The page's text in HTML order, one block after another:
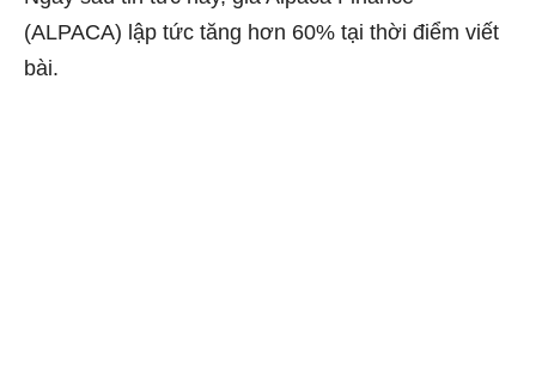
(ALPACA) lập tức tăng hơn 60% tại thời điểm viết
bài.